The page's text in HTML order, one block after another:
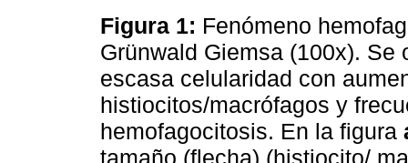
Figura 1: Fenómeno
Grünwald Giemsa (100x).
escasa celularidad con
histiocitos/macrófagos y
hemofagocitosis. En la figura
tamaño (flecha) (histiocito/